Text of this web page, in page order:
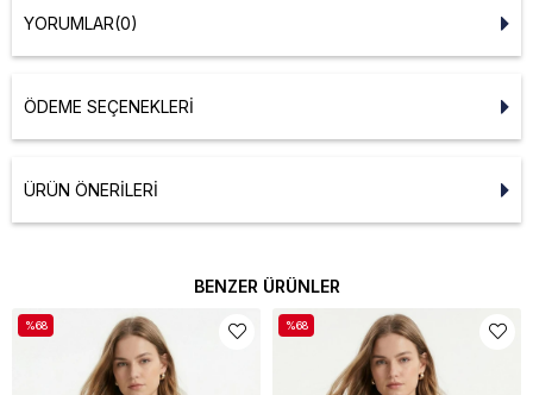
YORUMLAR(0)
ÖDEME SEÇENEKLERI
ÜRÜN ÖNERILERI
BENZER ÜRÜNLER
%68 %68